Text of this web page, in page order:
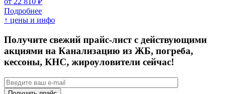
Подробнее
↑ цены и инфо
Получите свежий прайс-лист с действующими
акциями на Канализацию из ЖБ, погреба,
кессоны, КНС, жироуловители сейчас!